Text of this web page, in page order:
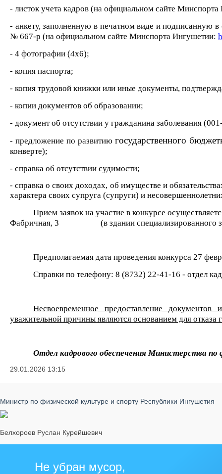
- листок учета кадров (на официальном сайте
- анкету, заполненную в печатном виде и подписанную
№ 667-р (на официальном сайте Минспорта Ингушетии:
- 4 фотографии (4х6);
- копия паспорта;
- копия трудовой книжки или иные документы,
- копии документов об образовании;
- документ об отсутствии у гражданина заболевания
- предложение по развитию государственного
конверте);
- справка об отсутствии судимости;
- справка о своих доходах, об имуществе и
характера своих супруга (супруги) и
Прием заявок на участие в конкурсе
Фабричная, 3
(в здании
Предполагаемая дата проведения конкурса27
Справки по телефону: 8 (8732) 22-41-16 - отдел
Несвоевременное предоставление
уважительной причины являются основанием для
Отдел кадрового обеспечения Министерства
29.01.2026 13:15
Министр по физической культуре и спорту Республики Ингушетия
Белхороев Руслан Курейшевич
Не убран мусор,